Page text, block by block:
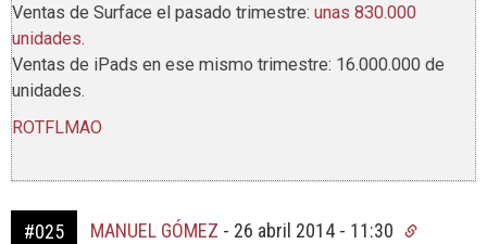
Ventas de Surface el pasado trimestre: unas 830.000
unidades.
Ventas de iPads en ese mismo trimestre: 16.000.000 de
unidades.
ROTFLMAO
#025 MANUEL GÓMEZ - 26 abril 2014 - 11:30